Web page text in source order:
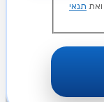
ואת תנאי